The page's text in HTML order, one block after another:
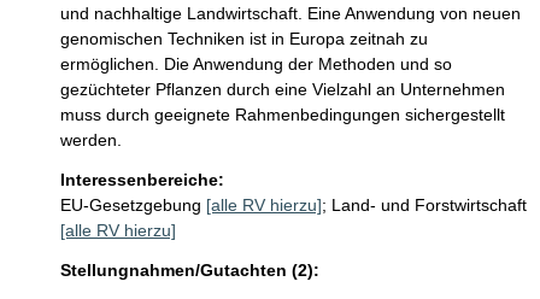
und nachhaltige Landwirtschaft. Eine Anwendung von neuen
genomischen Techniken ist in Europa zeitnah zu
ermöglichen. Die Anwendung der Methoden und so
gezüchteter Pflanzen durch eine Vielzahl an Unternehmen
muss durch geeignete Rahmenbedingungen sichergestellt
werden.
Interessenbereiche:
EU-Gesetzgebung [alle RV hierzu]; Land- und Forstwirtschaft
[alle RV hierzu]
Stellungnahmen/Gutachten (2):